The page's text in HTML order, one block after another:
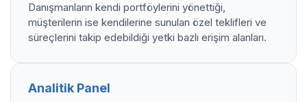
Danışmanların kendi portföylerini yönettiği,
müşterilerin ise kendilerine sunulan özel teklifleri ve
süreçlerini takip edebildiği yetki bazlı erişim alanları.
Analitik Panel